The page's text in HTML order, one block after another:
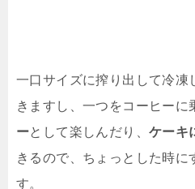
一口サイズに搾り出して冷凍
きますし、一つをコーヒーに
ーとして楽しんだり、ケーキ
きるので、ちょっとした時に
す。